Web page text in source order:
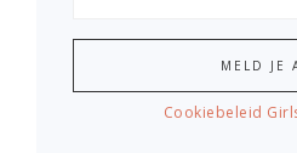
Cookiebeleid